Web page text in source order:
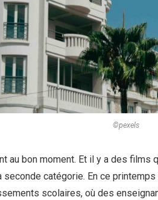
©pexels
au bon moment. Et il y a des films
seconde catégorie. En ce
scolaires, où des